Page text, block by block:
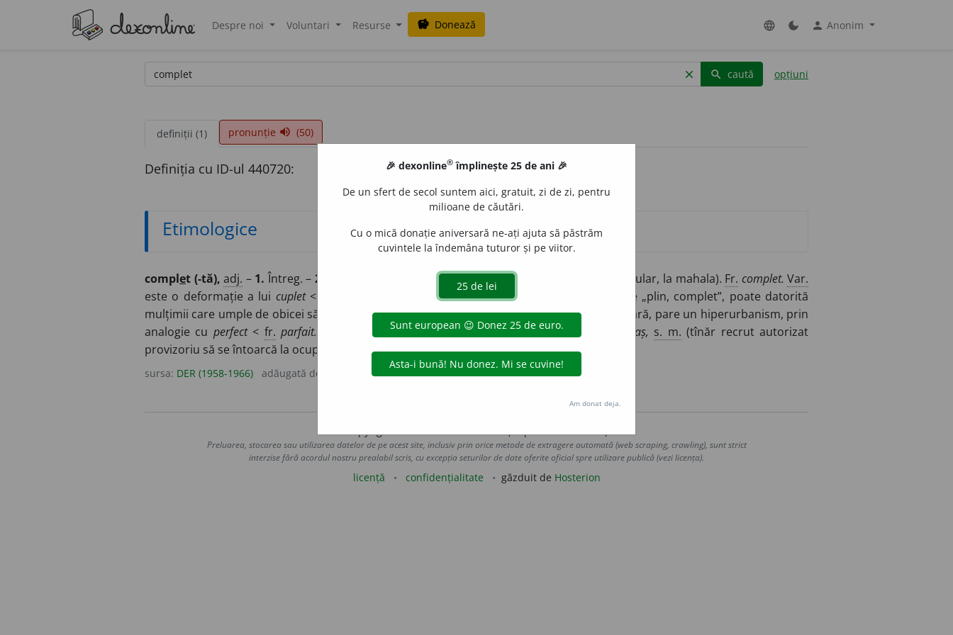
Despre noi Voluntari Resurse savings Donează language dark_mode person Anonim
clear search caută opțiuni
definiții (1) pronunție volume_up (50)
Definiția cu ID-ul 440720:
Etimologice
complet (-tă), adj. – 1. Întreg. – 2. ) Plen (al unui tribunal). –Var. complect, (bal popular, la mahala). Fr. complet. Var.
este o deformație a lui cuplet<
apropiat prin etimologie populară de ideea de „plin, complet”, poate datorită
mulțimii care umple de obicei sălile de bal,cf. un tramvai complect. Adj. complect,forma vulgară, pare un hiperurbanism, prin
analogie cu perfect< fr. parfait. completa, vb.(a întregi), dinfr. compléter; completaș, s. m. (tînăr recrut autorizat
provizoriu să se întoarcă la ocupațiile sale civile);descompleta,dinfr.décompléter.
sursa: DER (1958-1966) adăugată de acțiuni
Copyright © 2004-2026 dexonline (https://dexonline.ro)
Preluarea, stocarea sau utilizarea datelor de pe acest site, inclusiv prin orice metode de extragere automată (web scraping, crawling), sunt strict
interzise fără acordul nostru prealabil scris, cu excepția seturilor de date oferite oficial spre utilizare publică (vezi licența).
licență confidențialitate găzduit de Hosterion
🎉 dexonline® împlinește 25 de ani 🎉
De un sfert de secol suntem aici, gratuit, zi de zi, pentru
milioane de căutări.
Cu o mică donație aniversară ne-ați ajuta să păstrăm
cuvintele la îndemâna tuturor și pe viitor.
Am donat deja.